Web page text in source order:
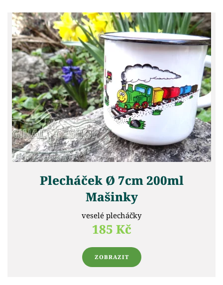
Plecháček Ø 7cm 200ml
Mašinky
veselé plecháčky
185 Kč
ZOBRAZIT